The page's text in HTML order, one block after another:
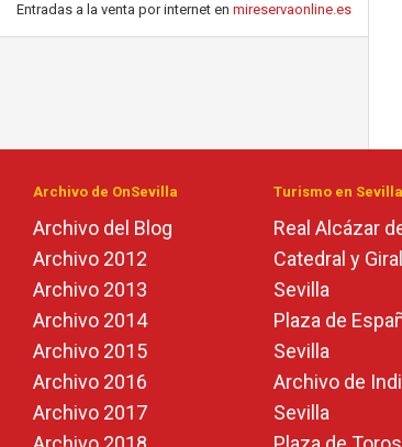
Entradas a la venta por internet en mireservaonline.es
Archivo de OnSevilla
Archivo del Blog
Archivo 2012
Archivo 2013
Archivo 2014
Archivo 2015
Archivo 2016
Archivo 2017
Turismo en Sevilla
Real Alcázar
Catedral y
Sevilla
Plaza de
Sevilla
Archivo de
Sevilla